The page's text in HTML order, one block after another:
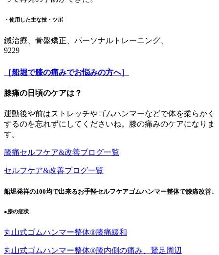
・使用した主な技・ツボ
鍼治療、骨盤矯正、パーソナルトレーニング、
9229
［船堀で膝の痛みでお悩みの方へ］
膝痛の日頃のケアは？
運動後や前はストレッチやゴムハンマーなどで体を柔らかく
するのを忘れずにしてくださいね。膝の痛みのケアになりま
す。
膝痛セルフケア&改善ブログ一覧
セルフケア&改善ブログ一覧
船堀発祥の100均で出来るお手軽セルフケアゴムハンマー整体で膝痛改善↓
●膝の症状
丸山式ゴムハンマー整体®︎膝痛緩和
丸山式ゴムハンマー整体®︎膝内側の痛み、鵞足周辺